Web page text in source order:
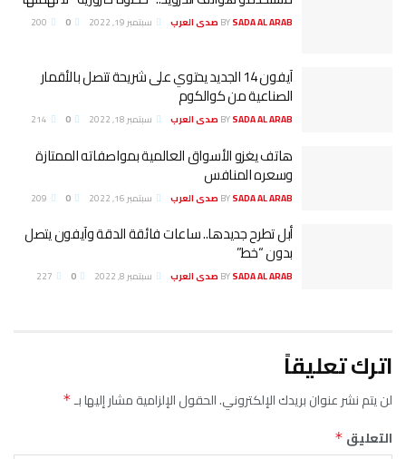
BYSADA AL ARAB صدى العرب سبتمبر 19, 2022
آيفون 14 الجديد يحتوي على شريحة تتصل بالأقمار
الصناعية من كوالكوم
BYSADA AL ARAB صدى العرب سبتمبر 18, 2022
هاتف يغزو الأسواق العالمية بمواصفاته الممتازة
وسعره المنافس
BYSADA AL ARAB صدى العرب سبتمبر 16, 2022
أبل تطرح جديدها.. ساعات فائقة الدقة وآيفون يتصل
بدون “خط”
BYSADA AL ARAB صدى العرب سبتمبر 8, 2022
اترك تعليقاً
لن يتم نشر عنوان بريدك الإلكتروني.الحقول الإلزامية مشار إليها بـ*
التعليق *